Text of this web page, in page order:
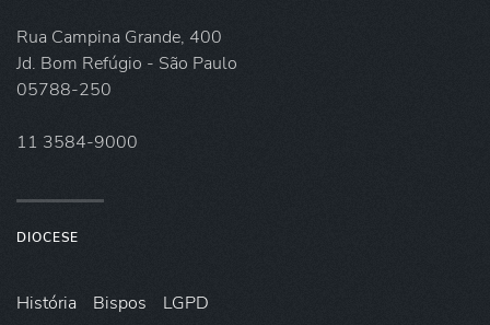
Rua Campina Grande, 400
Jd. Bom Refúgio - São Paulo
05788-250
11 3584-9000
DIOCESE
História Bispos LGPD